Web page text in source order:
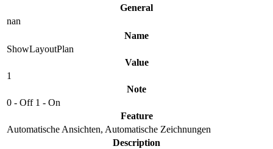
General
nan
Name
ShowLayoutPlan
Value
1
Note
0 - Off 1 - On
Feature
Automatische Ansichten, Automatische Zeichnungen
Description